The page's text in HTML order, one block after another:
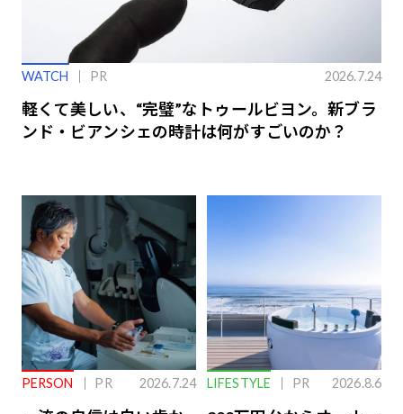
WATCH PR 2026.7.24
軽くて美しい、“完璧”なトゥールビヨン。新ブラ
ンド・ビアンシェの時計は何がすごいのか？
PERSON PR 2026.7.24 LIFESTYLE PR 2026.8.6